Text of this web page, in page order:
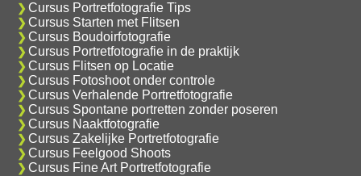
Cursus Portretfotografie Tips
Cursus Starten met Flitsen
Cursus Boudoirfotografie
Cursus Portretfotografie in de praktijk
Cursus Flitsen op Locatie
Cursus Fotoshoot onder controle
Cursus Verhalende Portretfotografie
Cursus Spontane portretten zonder poseren
Cursus Naaktfotografie
Cursus Zakelijke Portretfotografie
Cursus Feelgood Shoots
Cursus Fine Art Portretfotografie